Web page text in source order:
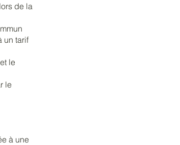
de la
un tarif
le
le
à une